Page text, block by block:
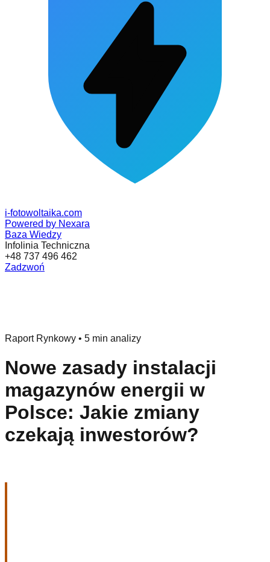
i-fotowoltaika.com
Powered by Nexara
Baza Wiedzy
Infolinia Techniczna
+48 737 496 462
Zadzwoń
Raport Rynkowy • 5 min analizy
Nowe zasady instalacji
magazynów energii w
Polsce: Jakie zmiany
czekają inwestorów?